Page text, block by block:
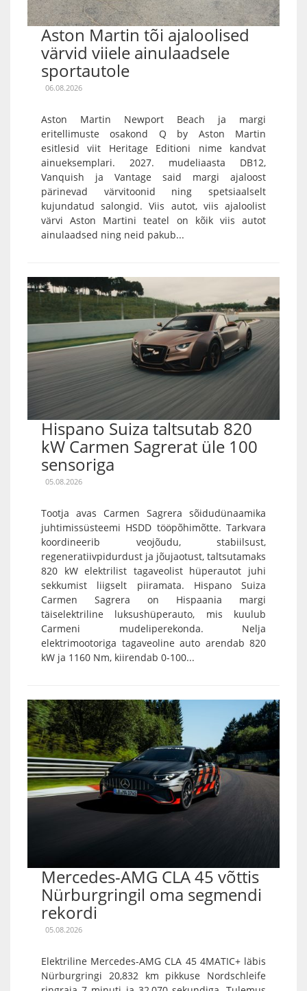
Aston Martin tõi ajaloolised
värvid viiele ainulaadsele
sportautole
06.08.2026
Aston Martin Newport Beach ja margi
eritellimuste osakond Q by Aston Martin
esitlesid viit Heritage Editioni nime kandvat
ainueksemplari. 2027. mudeliaasta DB12,
Vanquish ja Vantage said margi ajaloost
pärinevad värvitoonid ning spetsiaalselt
kujundatud salongid. Viis autot, viis ajaloolist
värvi Aston Martini teatel on kõik viis autot
ainulaadsed ning neid pakub...
Hispano Suiza taltsutab 820
kW Carmen Sagrerat üle 100
sensoriga
05.08.2026
Tootja avas Carmen Sagrera sõidudünaamika
juhtimissüsteemi HSDD tööpõhimõtte. Tarkvara
koordineerib veojõudu, stabiilsust,
regeneratiivpidurdust ja jõujaotust, taltsutamaks
820 kW elektrilist tagaveolist hüperautot juhi
sekkumist liigselt piiramata. Hispano Suiza
Carmen Sagrera on Hispaania margi
täiselektriline luksushüperauto, mis kuulub
Carmeni mudeliperekonda. Nelja
elektrimootoriga tagaveoline auto arendab 820
kW ja 1160 Nm, kiirendab 0-100...
Mercedes-AMG CLA 45 võttis
Nürburgringil oma segmendi
rekordi
05.08.2026
Elektriline Mercedes-AMG CLA 45 4MATIC+ läbis
Nürburgringi 20,832 km pikkuse Nordschleife